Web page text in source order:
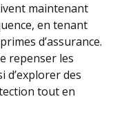
maintenant
en tenant
d’assurance.
repenser les
d’explorer des
tout en